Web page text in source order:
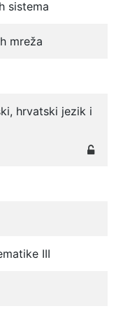
sistema
mreža
hrvatski jezik i
III